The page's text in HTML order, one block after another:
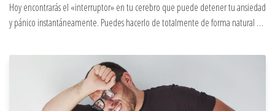
Hoy encontrarás el «interruptor» en tu cerebro que puede detener tu ansiedad
y pánico instantáneamente. Puedes hacerlo de totalmente de forma natural …